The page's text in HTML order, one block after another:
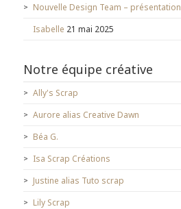
Nouvelle Design Team – présentation
Isabelle 21 mai 2025
Notre équipe créative
Ally's Scrap
Aurore alias Creative Dawn
Béa G.
Isa Scrap Créations
Justine alias Tuto scrap
Lily Scrap